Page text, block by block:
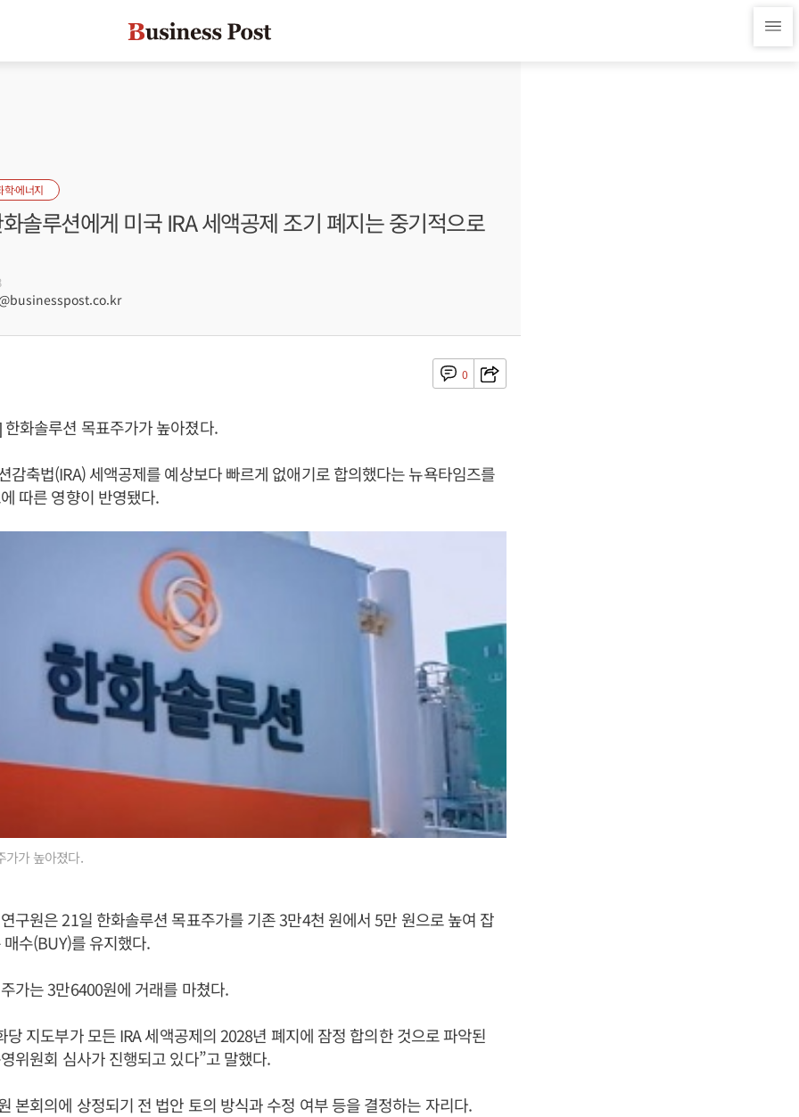
학·에너지
솔루션에게 미국 IRA 세액공제 조기 폐지는 중기적으로
0
화솔루션 목표주가가 높아졌다.
감축법(IRA) 세액공제를 예상보다 빠르게 없애기로 합의했다는 뉴욕타임즈를
따른 영향이 반영됐다.
가 높아졌다.
구원은 21일 한화솔루션 목표주가를 기존 3만4천 원에서 5만 원으로 높여 잡
수(BUY)를 유지했다.
가는 3만6400원에 거래를 마쳤다.
당 지도부가 모든 IRA 세액공제의 2028년 폐지에 잠정 합의한 것으로 파악된
위원회 심사가 진행되고 있다”고 말했다.
본회의에 상정되기 전 법안 토의 방식과 수정 여부 등을 결정하는 자리다.